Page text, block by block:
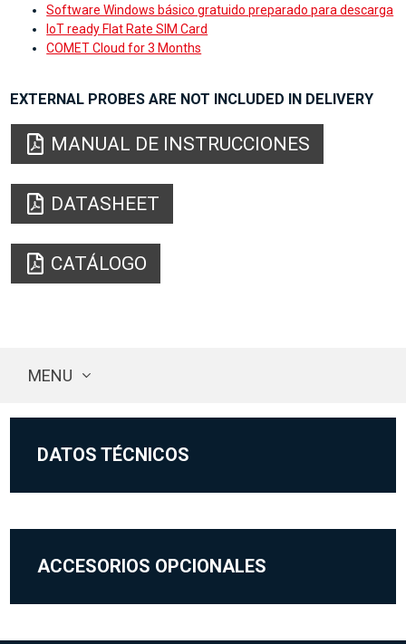
Software Windows básico gratuido preparado para descarga
IoT ready Flat Rate SIM Card
COMET Cloud for 3 Months
EXTERNAL PROBES ARE NOT INCLUDED IN DELIVERY
MANUAL DE INSTRUCCIONES
DATASHEET
CATÁLOGO
MENU
DATOS TÉCNICOS
ACCESORIOS OPCIONALES